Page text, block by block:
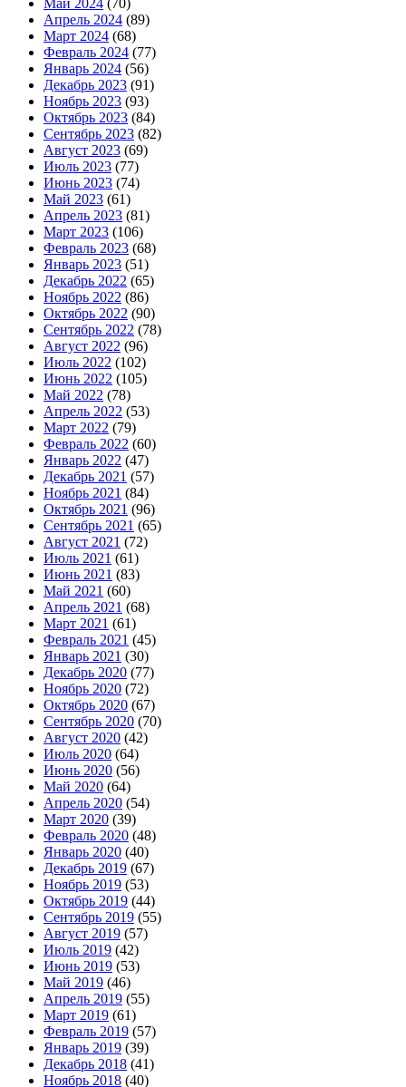
Май 2024 (70)
Апрель 2024 (89)
Март 2024 (68)
Февраль 2024 (77)
Январь 2024 (56)
Декабрь 2023 (91)
Ноябрь 2023 (93)
Октябрь 2023 (84)
Сентябрь 2023 (82)
Август 2023 (69)
Июль 2023 (77)
Июнь 2023 (74)
Май 2023 (61)
Апрель 2023 (81)
Март 2023 (106)
Февраль 2023 (68)
Январь 2023 (51)
Декабрь 2022 (65)
Ноябрь 2022 (86)
Октябрь 2022 (90)
Сентябрь 2022 (78)
Август 2022 (96)
Июль 2022 (102)
Июнь 2022 (105)
Май 2022 (78)
Апрель 2022 (53)
Март 2022 (79)
Февраль 2022 (60)
Январь 2022 (47)
Декабрь 2021 (57)
Ноябрь 2021 (84)
Октябрь 2021 (96)
Сентябрь 2021 (65)
Август 2021 (72)
Июль 2021 (61)
Июнь 2021 (83)
Май 2021 (60)
Апрель 2021 (68)
Март 2021 (61)
Февраль 2021 (45)
Январь 2021 (30)
Декабрь 2020 (77)
Ноябрь 2020 (72)
Октябрь 2020 (67)
Сентябрь 2020 (70)
Август 2020 (42)
Июль 2020 (64)
Июнь 2020 (56)
Май 2020 (64)
Апрель 2020 (54)
Март 2020 (39)
Февраль 2020 (48)
Январь 2020 (40)
Декабрь 2019 (67)
Ноябрь 2019 (53)
Октябрь 2019 (44)
Сентябрь 2019 (55)
Август 2019 (57)
Июль 2019 (42)
Июнь 2019 (53)
Май 2019 (46)
Апрель 2019 (55)
Март 2019 (61)
Февраль 2019 (57)
Январь 2019 (39)
Декабрь 2018 (41)
Ноябрь 2018 (40)